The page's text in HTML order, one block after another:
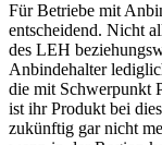
Für Betriebe mit
entscheidend. Nicht
des LEH
Anbindehalter
die mit Schwerpunkt
ist ihr Produkt bei
zukünftig gar nicht